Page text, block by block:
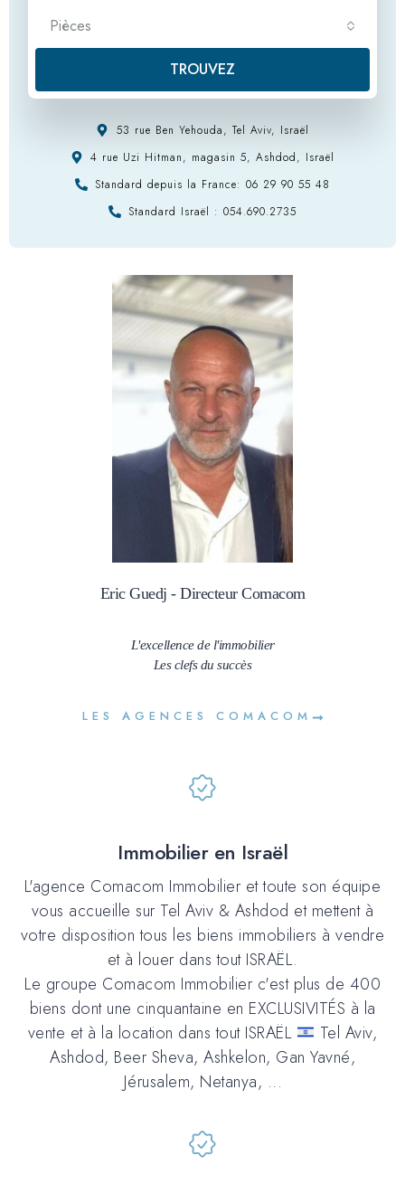
Pièces
TROUVEZ
53 rue Ben Yehouda, Tel Aviv, Israël
4 rue Uzi Hitman, magasin 5, Ashdod, Israël
Standard depuis la France: 06 29 90 55 48
Standard Israël : 054.690.2735
Eric Guedj - Directeur Comacom
L'excellence de l'immobilier
Les clefs du succès
LES AGENCES COMACOM
Immobilier en Israël
L'agence Comacom Immobilier et toute son équipe
vous accueille sur Tel Aviv & Ashdod et mettent à
votre disposition tous les biens immobiliers à vendre
et à louer dans tout ISRAËL.
Le groupe Comacom Immobilier c'est plus de 400
biens dont une cinquantaine en EXCLUSIVITÉS à la
vente et à la location dans tout ISRAËL
Tel Aviv,
Ashdod, Beer Sheva, Ashkelon, Gan Yavné,
Jérusalem, Netanya, ...